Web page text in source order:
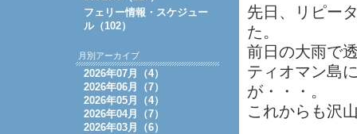
先日、リピー
た。
前日の大雨で
ティオマン島
が・・・。
これからも沢
フェリー情報・スケジュー
ル（102）
月別アーカイブ
2026年07月（4）
2026年06月（7）
2026年05月（4）
2026年04月（7）
2026年03月（6）